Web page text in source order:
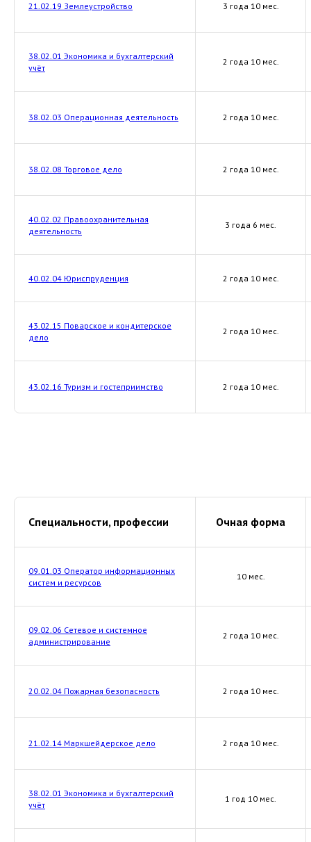
21.02.19 Землеустройство 3 года 10 мес.
38.02.01 Экономика и бухгалтерский
учёт
2 года 10 мес.
38.02.03 Операционная деятельность 2 года 10 мес.
38.02.08 Торговое дело 2 года 10 мес.
40.02.02 Правоохранительная
деятельность
3 года 6 мес.
40.02.04 Юриспруденция 2 года 10 мес.
43.02.15 Поварское и кондитерское
дело
2 года 10 мес.
43.02.16 Туризм и гостеприимство 2 года 10 мес.
Специальности, профессии Очная форма
09.01.03 Оператор информационных
систем и ресурсов
10 мес.
09.02.06 Сетевое и системное
администрирование
2 года 10 мес.
20.02.04 Пожарная безопасность 2 года 10 мес.
21.02.14 Маркшейдерское дело 2 года 10 мес.
38.02.01 Экономика и бухгалтерский
учёт
1 год 10 мес.